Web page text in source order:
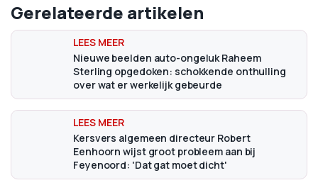
Gerelateerde artikelen
Nieuwe beelden auto-ongeluk Raheem
Sterling opgedoken: schokkende onthulling
over wat er werkelijk gebeurde
Kersvers algemeen directeur Robert
Eenhoorn wijst groot probleem aan bij
Feyenoord: 'Dat gat moet dicht'